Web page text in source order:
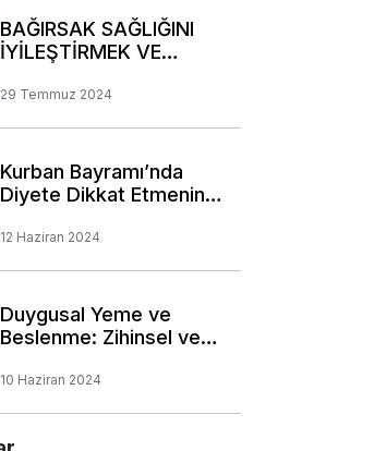
BAĞIRSAK SAĞLIĞINI
İYİLEŞTİRMEK VE
EDİLMESİ GEREKEN
29 Temmuz 2024
Kurban Bayramı’nda
Diyete Dikkat Etmenin
12 Haziran 2024
Duygusal Yeme ve
Beslenme: Zihinsel ve
Derinliklerine Bir Yolculuk
10 Haziran 2024